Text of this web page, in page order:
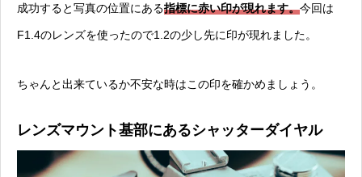
成功すると写真の位置にある指標に赤い印が現れます。今回は
F1.4のレンズを使ったので1.2の少し先に印が現れました。
ちゃんと出来ているか不安な時はこの印を確かめましょう。
レンズマウント基部にあるシャッターダイヤル